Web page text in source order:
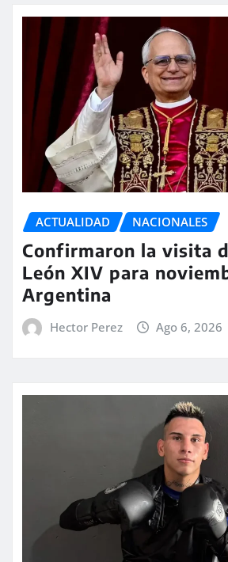
ACTUALIDAD NACIONALES
Confirmaron la visita
León XIV para
Argentina
Hector Perez Ago 6, 2026